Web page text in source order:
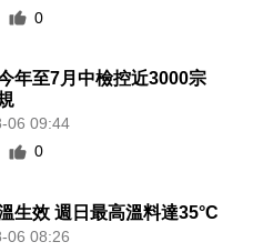
0
年至7月中檢控近3000宗
06 09:44
0
生效 週日最高溫料達35°C
06 08:26